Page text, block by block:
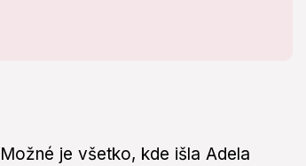
je všetko, kde išla Adela